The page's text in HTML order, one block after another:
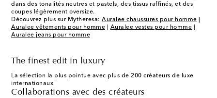
dans des tonalités neutres et pastels, des tissus raffinés, et des
coupes légèrement oversize.
Découvrez plus sur Mytheresa: Auralee chaussures pour homme
Auralee vêtements pour homme
Auralee vestes pour homme
Auralee jeans pour homme
The finest edit in luxury
La sélection la plus pointue avec plus de 200 créateurs de luxe
internationaux
Collaborations avec des créateurs